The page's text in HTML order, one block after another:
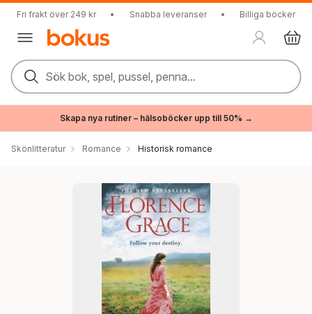
Fri frakt över 249 kr • Snabba leveranser • Billiga böcker
Sök bok, spel, pussel, penna...
Skapa nya rutiner – hälsoböcker upp till 50% →
Skönlitteratur Romance Historisk romance